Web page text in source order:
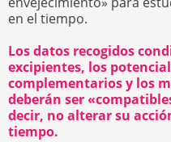
en el tiempo.
Los datos recogidos
excipientes, los
complementarios y los
deberán ser
decir, no alterar su
tiempo.